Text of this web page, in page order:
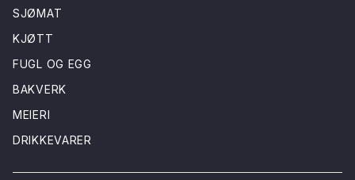
SJØMAT
KJØTT
FUGL OG EGG
BAKVERK
MEIERI
DRIKKEVARER